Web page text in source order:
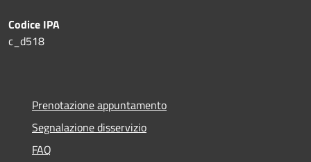
Codice IPA
c_d518
Prenotazione appuntamento
Segnalazione disservizio
FAQ